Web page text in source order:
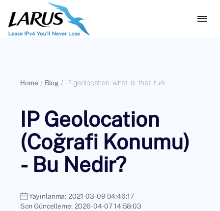
Home / Blog / IP-geolocation-what-is-that-turk
IP Geolocation
(Coğrafi Konumu)
- Bu Nedir?
Yayınlanma: 2021-03-09 04:46:17
Son Güncelleme: 2026-04-07 14:58:03